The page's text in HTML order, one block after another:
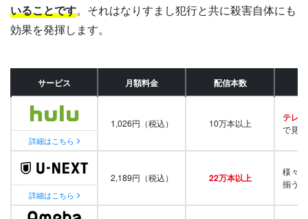
いることです。それはなりすまし犯行と共に殺害自体にも
効果を発揮します。
サービス 月額料金 配信本数
詳細はこちら
1,026円（税込） 10万本以上 テレビ
で見
詳細はこちら
2,189円（税込） 22万本以上
様々
揃う